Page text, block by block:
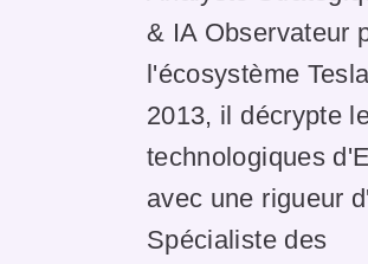
& IA Observateur
l'écosystème
2013, il décrypte
technologiques
avec une rigueur
Spécialiste des